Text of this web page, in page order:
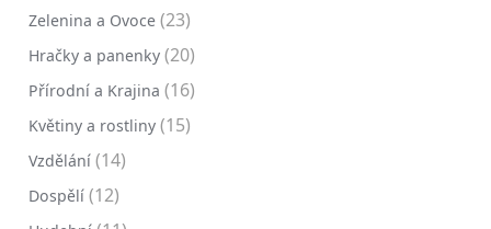
Zelenina a Ovoce (23)
Hračky a panenky (20)
Přírodní a Krajina (16)
Květiny a rostliny (15)
Vzdělání (14)
Dospělí (12)